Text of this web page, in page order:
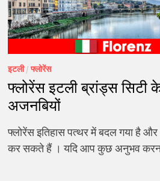
इटली/फ्लोरेंस
फ्लोरेंस इटली ब्रांड्स सिटी
अजनबियों
फ्लोरेंस इतिहास पत्थर में बदल गया है
कर सकते हैं । यदि आप कुछ अनुभव